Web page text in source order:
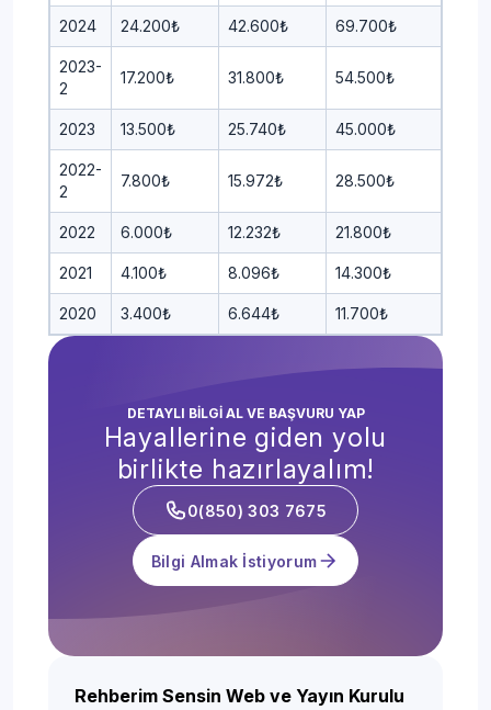
2024 24.200₺ 42.600₺ 69.700₺
2023-
2
17.200₺ 31.800₺ 54.500₺
2023 13.500₺ 25.740₺ 45.000₺
2022-
2
7.800₺ 15.972₺ 28.500₺
2022 6.000₺ 12.232₺ 21.800₺
2021 4.100₺ 8.096₺ 14.300₺
2020 3.400₺ 6.644₺ 11.700₺
DETAYLI BİLGİ AL VE BAŞVURU YAP
Hayallerine giden yolu
birlikte hazırlayalım!
0(850) 303 7675
Bilgi Almak İstiyorum
Rehberim Sensin Web ve Yayın Kurulu